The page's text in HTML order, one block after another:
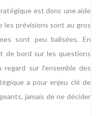
est donc une aide
les prévisions sont au gros
sont peu balisées. En
de bord sur les questions
sur l’ensemble des
a pour enjeu clé de
jamais de ne décider